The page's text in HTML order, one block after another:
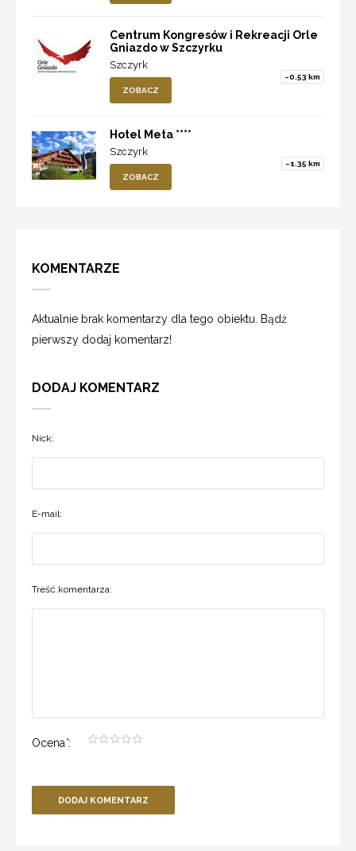
Centrum Kongresów i Rekreacji Orle
Gniazdo w Szczyrku
Szczyrk
~0.53 km
ZOBACZ
Hotel Meta ****
Szczyrk
~1.35 km
ZOBACZ
KOMENTARZE
Aktualnie brak komentarzy dla tego obiektu. Bądź
pierwszy dodaj komentarz!
DODAJ KOMENTARZ
Nick:
E-mail:
Treść komentarza:
Ocena*:
DODAJ KOMENTARZ